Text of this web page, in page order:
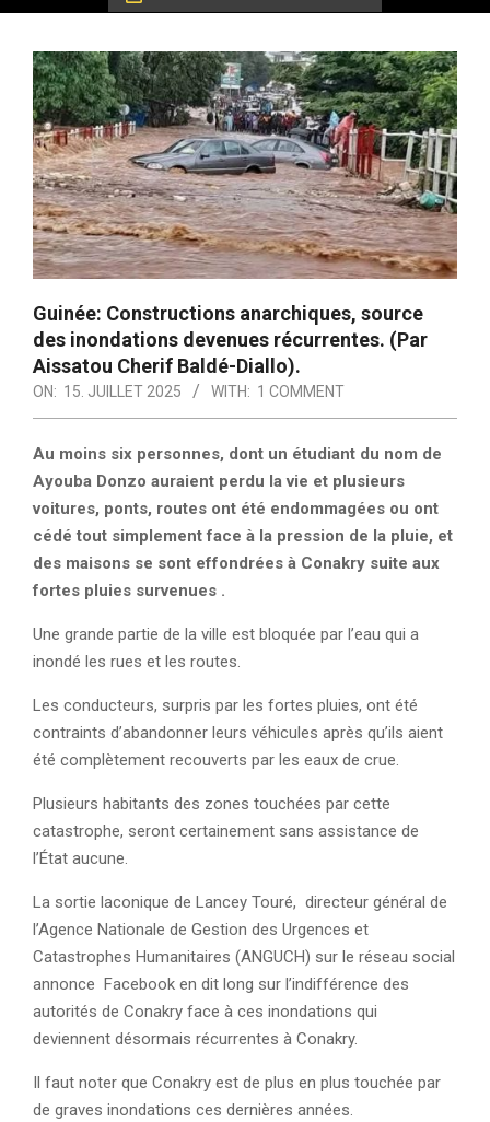
Guinée: Constructions anarchiques, source
des inondations devenues récurrentes. (Par
Aissatou Cherif Baldé-Diallo).
ON: 15. JUILLET 2025 WITH: 1 COMMENT
Au moins six personnes, dont un étudiant du nom de
Ayouba Donzo auraient perdu la vie et plusieurs
voitures, ponts, routes ont été endommagées ou ont
cédé tout simplement face à la pression de la pluie, et
des maisons se sont effondrées à Conakry suite aux
fortes pluies survenues .
Une grande partie de la ville est bloquée par l’eau qui a
inondé les rues et les routes.
Les conducteurs, surpris par les fortes pluies, ont été
contraints d’abandonner leurs véhicules après qu’ils aient
été complètement recouverts par les eaux de crue.
Plusieurs habitants des zones touchées par cette
catastrophe, seront certainement sans assistance de
l’État aucune.
La sortie laconique de Lancey Touré, directeur général de
l’Agence Nationale de Gestion des Urgences et
Catastrophes Humanitaires (ANGUCH) sur le réseau social
annonce Facebook en dit long sur l’indifférence des
autorités de Conakry face à ces inondations qui
deviennent désormais récurrentes à Conakry.
Il faut noter que Conakry est de plus en plus touchée par
de graves inondations ces dernières années.